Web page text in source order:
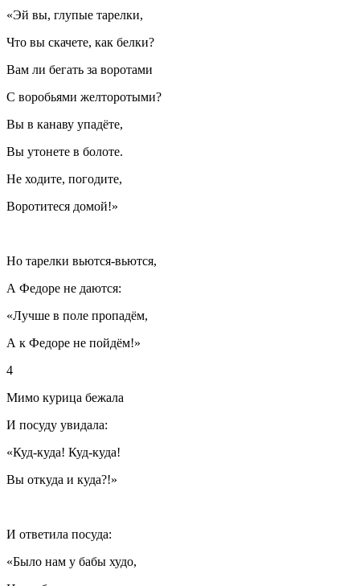
«Эй вы, глупые тарелки,
Что вы скачете, как белки?
Вам ли бегать за воротами
С воробьями желторотыми?
Вы в канаву упадёте,
Вы утонете в болоте.
Не ходите, погодите,
Воротитеся домой!»
Но тарелки вьются-вьются,
А Федоре не даются:
«Лучше в поле пропадём,
А к Федоре не пойдём!»
4
Мимо курица бежала
И посуду увидала:
«Куд-куда! Куд-куда!
Вы откуда и куда?!»
И ответила посуда:
«Было нам у бабы худо,